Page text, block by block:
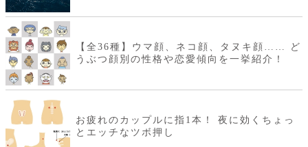
【全36種】ウマ顔、ネコ顔、タヌキ顔…… ど
うぶつ顔別の性格や恋愛傾向を一挙紹介！
お疲れのカップルに指1本！ 夜に効くちょっ
とエッチなツボ押し